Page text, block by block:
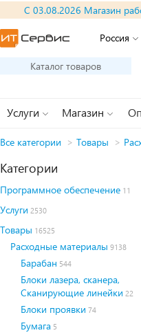
С 03.08.2026 Магазин
Россия
Каталог товаров
Услуги Магазин
Все категории > Товары >
Категории
Программное обеспечение 11
Услуги 2530
Товары 16525
Расходные материалы 9138
Барабан 544
Блоки лазера, сканера,
Сканирующие линейки 22
Блоки проявки 74
Бумага 5